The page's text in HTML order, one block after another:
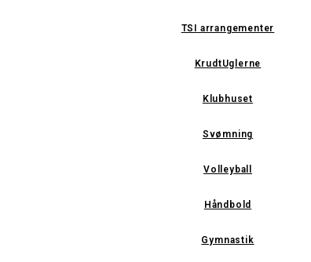
TSI arrangementer
KrudtUglerne
Klubhuset
Svømning
Volleyball
Håndbold
Gymnastik